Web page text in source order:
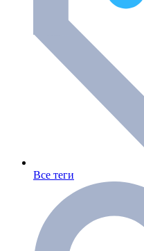
Все теги